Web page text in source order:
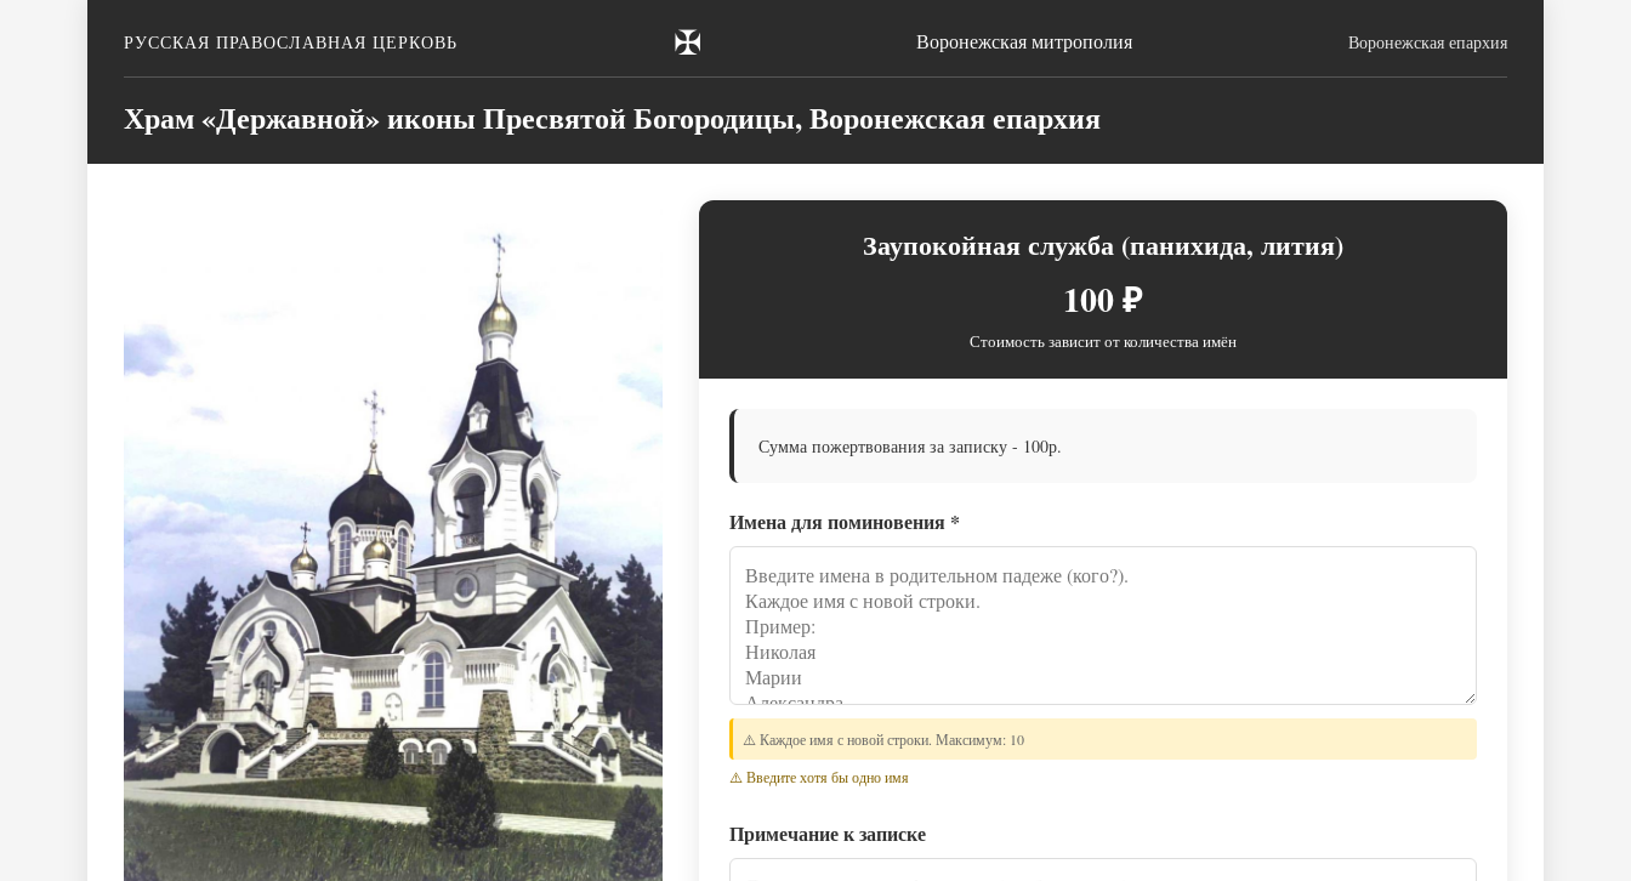
РУССКАЯ ПРАВОСЛАВНАЯ ЦЕРКОВЬ ✠ Воронежская митрополия Воронежская епархия
Храм «Державной» иконы Пресвятой Богородицы, Воронежская епархия
Заупокойная служба (панихида, лития)
100 ₽
Стоимость зависит от количества имён
Сумма пожертвования за записку - 100р.
Имена для поминовения *
⚠️ Каждое имя с новой строки. Максимум: 10
⚠️ Введите хотя бы одно имя
Примечание к записке